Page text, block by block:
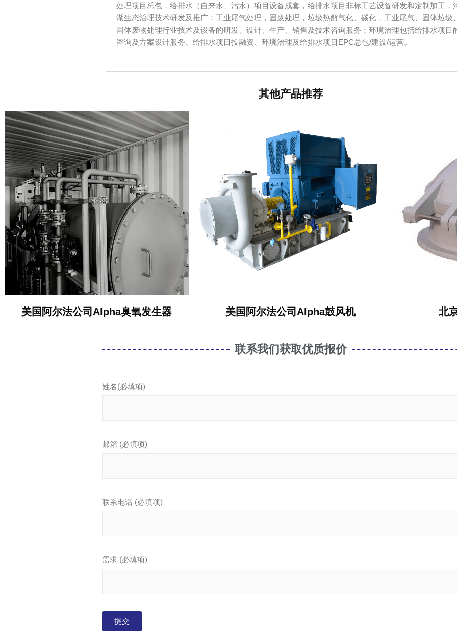
处理项目总包，给排水（自来水、污水）项目设备成套，给排水项目非标工艺设备研发和定制加工，
湖生态治理技术研发及推广；工业尾气处理，固废处理，垃圾热解气化、碳化，工业尾气、固体垃圾
固体废物处理行业技术及设备的研发、设计、生产、销售及技术咨询服务；环境治理包括给排水项目
咨询及方案设计服务、给排水项目投融资、环境治理及给排水项目EPC总包/建设/运营。
其他产品推荐
美国阿尔法公司Alpha臭氧发生器 美国阿尔法公司Alpha鼓风机 北
联系我们获取优质报价
姓名(必填项)
邮箱 (必填项)
联系电话 (必填项)
需求 (必填项)